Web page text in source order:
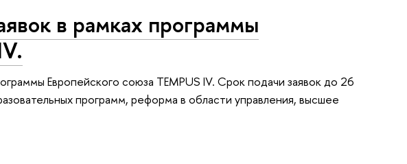
в рамках программы
Европейского союза TEMPUS IV. Срок подачи заявок до 26
программ, реформа в области управления, высшее